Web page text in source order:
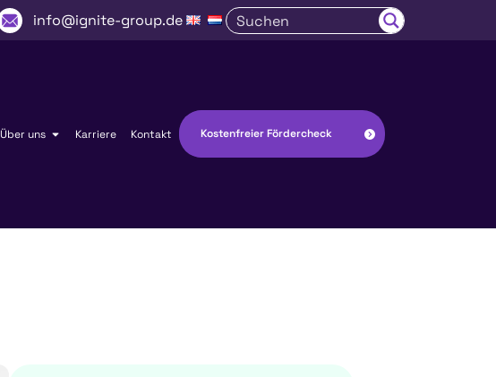
info@ignite-group.de
Über uns Karriere Kontakt Kostenfreier Fördercheck